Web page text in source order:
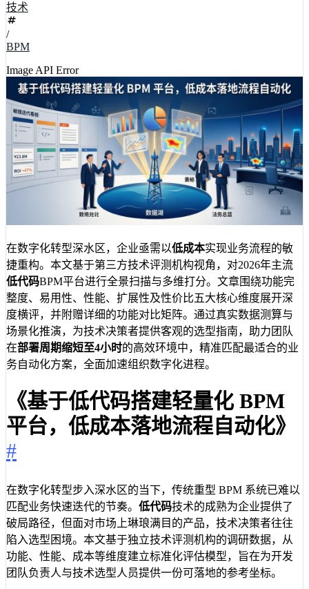
技术
/
BPM
Image API Error
在数字化转型深水区，企业亟需以低成本实现业务流程的敏
捷重构。本文基于第三方技术评测机构视角，对2026年主流
低代码BPM平台进行全景扫描与多维打分。文章围绕功能完
整度、易用性、性能、扩展性及性价比五大核心维度展开深
度横评，并附赠详细的功能对比矩阵。通过真实数据测算与
场景化推演，为技术决策者提供客观的选型指南，助力团队
在部署周期缩短至4小时的高效环境中，精准匹配最适合的业
务自动化方案，全面加速组织数字化进程。
《基于低代码搭建轻量化 BPM
平台，低成本落地流程自动化》
#
在数字化转型步入深水区的当下，传统重型 BPM 系统已难以
匹配业务快速迭代的节奏。 低代码技术的成熟为企业提供了
破局路径，但面对市场上琳琅满目的产品，技术决策者往往
陷入选型困境。本文基于独立技术评测机构的调研数据，从
功能、性能、成本等维度建立标准化评估模型，旨在为开发
团队负责人与技术选型人员提供一份可落地的参考坐标。